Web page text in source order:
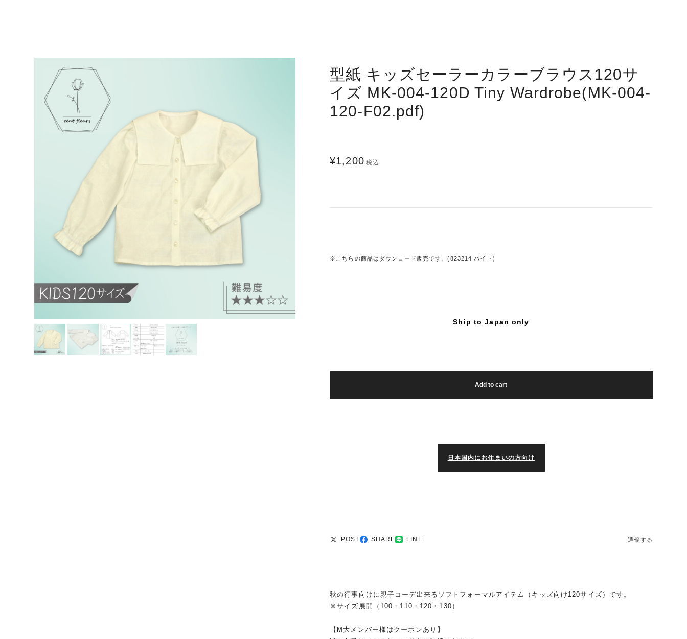
型紙 キッズセーラーカラーブラウス120サ
イズ MK-004-120D Tiny Wardrobe(MK-004-
120-F02.pdf)
¥1,200 税込
※こちらの商品はダウンロード販売です。(823214 バイト)
Ship to Japan only
Add to cart
日本国内にお住まいの方向け
POST SHARE LINE 通報する
秋の行事向けに親子コーデ出来るソフトフォーマルアイテム（キッズ向け120サイズ）です。
※サイズ展開（100・110・120・130）
【M大メンバー様はクーポンあり】